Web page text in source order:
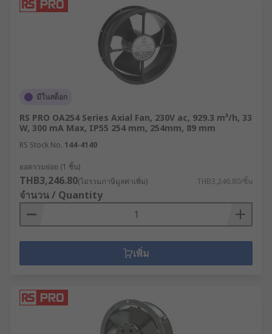
มีในสต็อก
RS PRO OA254 Series Axial Fan, 230V ac, 929.3 m³/h, 33
W, 300 mA Max, IP55 254 mm, 254mm, 89 mm
RS Stock No. 144-4140
ยอดรวมย่อย (1 ชิ้น)
THB3,246.80(ไม่รวมภาษีมูลค่าเพิ่ม) THB3,246.80/ชิ้น
จำนวน / Quantity
เพิ่ม